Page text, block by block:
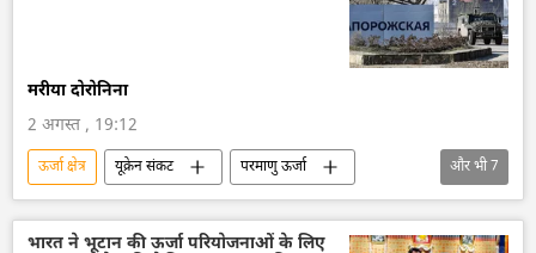
मरीया दोरोनिना
2 अगस्त , 19:12
ऊर्जा क्षेत्र यूक्रेन संकट
परमाणु ऊर्जा
राष्ट्रीय सुरक्षा
विशेष सैन्य अभियान
यूक्रेन
यूक्रेन सशस्त्र बल
रूस
ज़पोरोज्ये
और भी7
भारत ने भूटान की ऊर्जा परियोजनाओं के लिए